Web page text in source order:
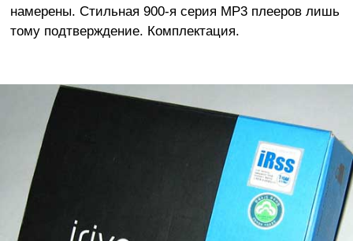
намерены. Стильная 900-я серия MP3 плееров лишь
тому подтверждение. Комплектация.